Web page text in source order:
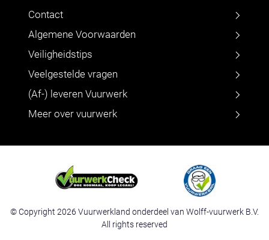
Contact
Algemene Voorwaarden
Veiligheidstips
Veelgestelde vragen
(Af-) leveren Vuurwerk
Meer over vuurwerk
© Copyright 2026 Vuurwerkland onderdeel van Wolff-vuurwerk B.V.
All rights reserved